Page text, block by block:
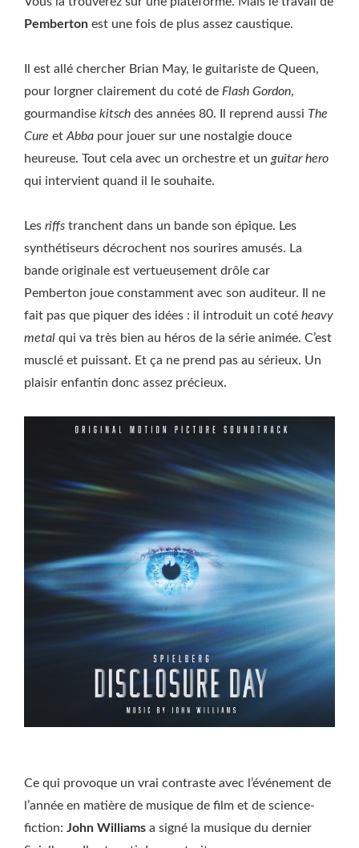
Pemberton est une fois de plus assez caustique.
Il est allé chercher Brian May, le guitariste de Queen,
pour lorgner clairement du coté de Flash Gordon,
gourmandise kitsch des années 80. Il reprend aussi The
Cure et Abba pour jouer sur une nostalgie douce
heureuse. Tout cela avec un orchestre et un guitar hero
qui intervient quand il le souhaite.
Les riffs tranchent dans un bande son épique. Les
synthétiseurs décrochent nos sourires amusés. La
bande originale est vertueusement drôle car
Pemberton joue constamment avec son auditeur. Il ne
fait pas que piquer des idées : il introduit un coté heavy
metal qui va très bien au héros de la série animée. C’est
musclé et puissant. Et ça ne prend pas au sérieux. Un
plaisir enfantin donc assez précieux.
Ce qui provoque un vrai contraste avec l’événement de
l’année en matière de musique de film et de science-
fiction: John Williams a signé la musique du dernier